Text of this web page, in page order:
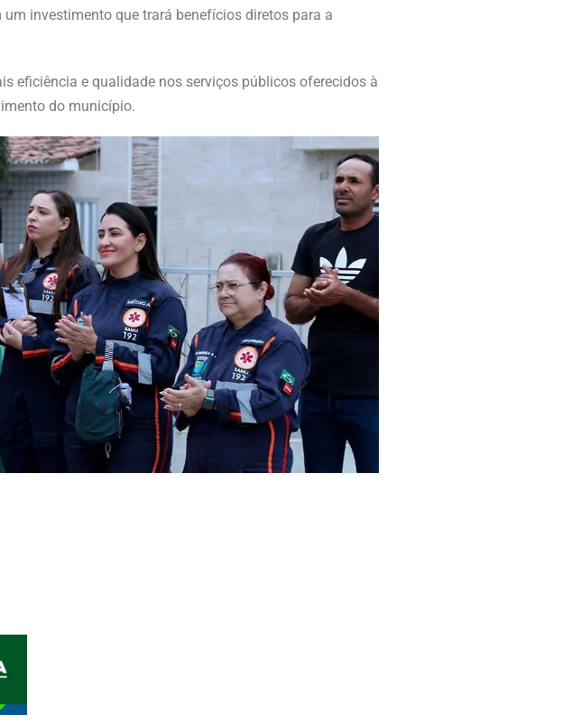
investimento que trará benefícios diretos para a
eficiência e qualidade nos serviços públicos oferecidos à
do município.